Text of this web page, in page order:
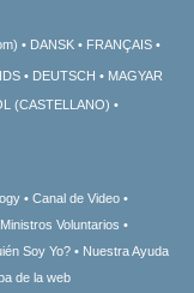
DANSK FRANÇAIS
DEUTSCH
MAGYAR
(CASTELLANO)
Canal de Video
Ministros Voluntarios
Soy Yo?
Nuestra Ayuda
de la web